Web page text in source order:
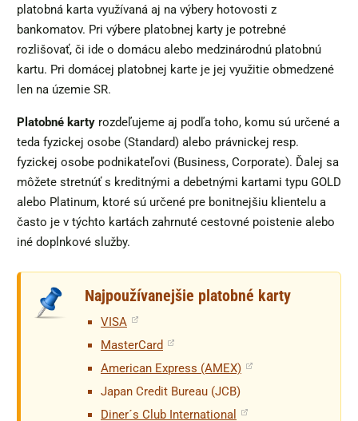
platobná karta využívaná aj na výbery hotovosti z
bankomatov. Pri výbere platobnej karty je potrebné
rozlišovať, či ide o domácu alebo medzinárodnú platobnú
kartu. Pri domácej platobnej karte je jej využitie obmedzené
len na územie SR.
Platobné karty rozdeľujeme aj podľa toho, komu sú určené a
teda fyzickej osobe (Standard) alebo právnickej resp.
fyzickej osobe podnikateľovi (Business, Corporate). Ďalej sa
môžete stretnúť s kreditnými a debetnými kartami typu GOLD
alebo Platinum, ktoré sú určené pre bonitnejšiu klientelu a
často je v týchto kartách zahrnuté cestovné poistenie alebo
iné doplnkové služby.
Najpoužívanejšie platobné karty
VISA
MasterCard
American Express (AMEX)
Japan Credit Bureau (JCB)
Diner´s Club International